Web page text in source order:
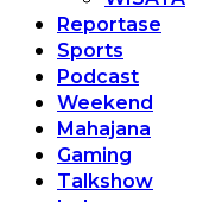
Reportase
Sports
Podcast
Weekend
Mahajana
Gaming
Talkshow